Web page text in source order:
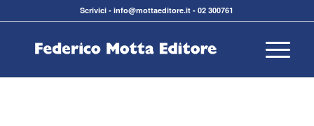
Scrivici -info@mottaeditore.it -02 300761